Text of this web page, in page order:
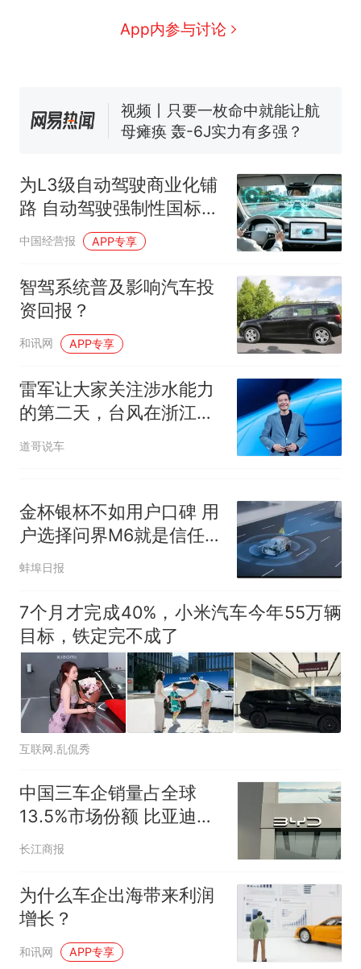
App内参与讨论
新 全球唯一没有法定首都的国
家，刚改国名，总统就邀请中
视频丨只要一枚命中就能让航
母瘫痪 轰-6J实力有多强？
电力部门回应
大雨将至一家老小6分钟抢收完
1千斤稻谷
热 十多万人报名的考试，成绩
为L3级自动驾驶商业化铺
路 自动驾驶强制性国标发
布
中国经营报 APP专享
智驾系统普及影响汽车投
资回报？
和讯网 APP专享
雷军让大家关注涉水能力
的第二天，台风在浙江登
陆了两次
道哥说车
金杯银杯不如用户口碑 用
户选择问界M6就是信任赛
力斯智能安全
蚌埠日报
7个月才完成40%，小米汽车今年55万辆
目标，铁定完不成了
互联网.乱侃秀
中国三车企销量占全球
13.5%市场份额 比亚迪
4.8%居第六吉利4.6%列第
长江商报
为什么车企出海带来利润
增长？
和讯网 APP专享